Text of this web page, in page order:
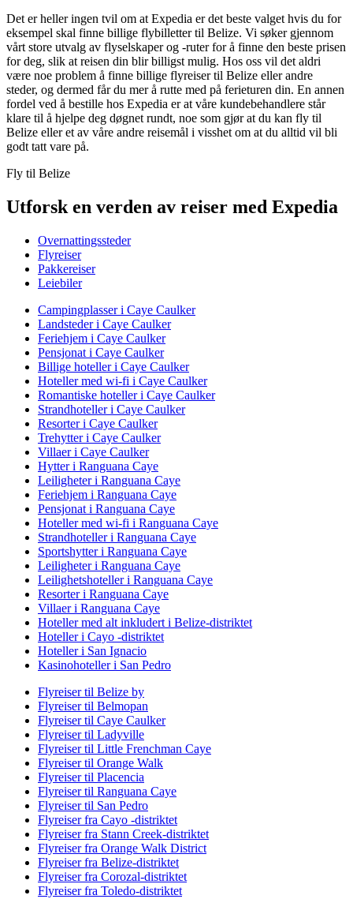
Det er heller ingen tvil om at Expedia er det beste valget hvis du for
eksempel skal finne billige flybilletter til Belize. Vi søker gjennom
vårt store utvalg av flyselskaper og -ruter for å finne den beste prisen
for deg, slik at reisen din blir billigst mulig. Hos oss vil det aldri
være noe problem å finne billige flyreiser til Belize eller andre
steder, og dermed får du mer å rutte med på ferieturen din. En annen
fordel ved å bestille hos Expedia er at våre kundebehandlere står
klare til å hjelpe deg døgnet rundt, noe som gjør at du kan fly til
Belize eller et av våre andre reisemål i visshet om at du alltid vil bli
godt tatt vare på.
Fly til Belize
Utforsk en verden av reiser med Expedia
Overnattingssteder
Flyreiser
Pakkereiser
Leiebiler
Campingplasser i Caye Caulker
Landsteder i Caye Caulker
Feriehjem i Caye Caulker
Pensjonat i Caye Caulker
Billige hoteller i Caye Caulker
Hoteller med wi-fi i Caye Caulker
Romantiske hoteller i Caye Caulker
Strandhoteller i Caye Caulker
Resorter i Caye Caulker
Trehytter i Caye Caulker
Villaer i Caye Caulker
Hytter i Ranguana Caye
Leiligheter i Ranguana Caye
Feriehjem i Ranguana Caye
Pensjonat i Ranguana Caye
Hoteller med wi-fi i Ranguana Caye
Strandhoteller i Ranguana Caye
Sportshytter i Ranguana Caye
Leiligheter i Ranguana Caye
Leilighetshoteller i Ranguana Caye
Resorter i Ranguana Caye
Villaer i Ranguana Caye
Hoteller med alt inkludert i Belize-distriktet
Hoteller i Cayo -distriktet
Hoteller i San Ignacio
Kasinohoteller i San Pedro
Flyreiser til Belize by
Flyreiser til Belmopan
Flyreiser til Caye Caulker
Flyreiser til Ladyville
Flyreiser til Little Frenchman Caye
Flyreiser til Orange Walk
Flyreiser til Placencia
Flyreiser til Ranguana Caye
Flyreiser til San Pedro
Flyreiser fra Cayo -distriktet
Flyreiser fra Stann Creek-distriktet
Flyreiser fra Orange Walk District
Flyreiser fra Belize-distriktet
Flyreiser fra Corozal-distriktet
Flyreiser fra Toledo-distriktet